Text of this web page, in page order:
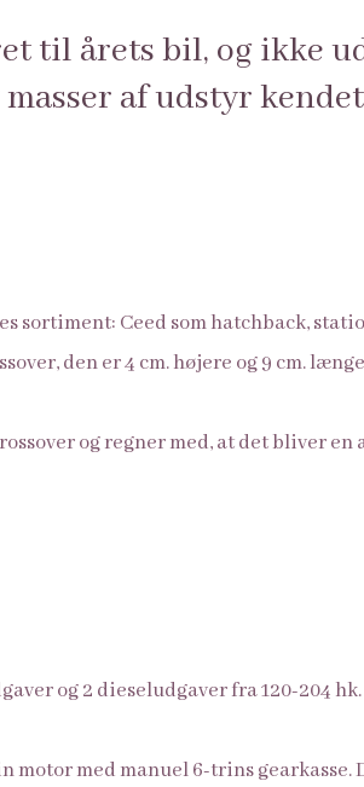
til årets bil, og ikke
af udstyr
sortiment: Ceed som hatchback,
den er 4 cm. højere og 9 cm.
og regner med, at det bliver en
og 2 dieseludgaver fra 120-204
motor med manuel 6-trins gearkasse.